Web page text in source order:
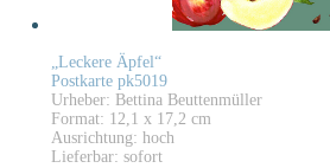
„Leckere Äpfel“
Postkarte pk5019
Urheber: Bettina Beuttenmüller
Format: 12,1 x 17,2 cm
Ausrichtung: hoch
Lieferbar: sofort